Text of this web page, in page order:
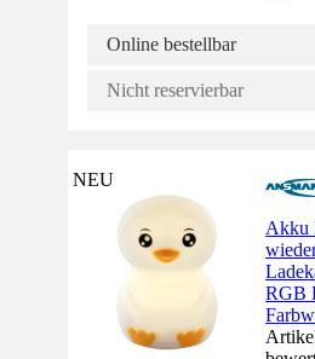
Online bestellbar
Nicht reservierbar
NEU
Akku
RGB